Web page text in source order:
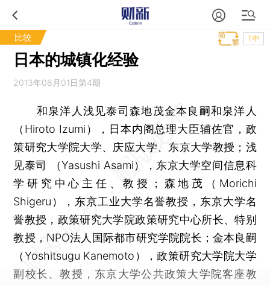
比较 T中
日本的城镇化经验
2013年08月01日第4期
和泉洋人浅见泰司森地茂金本良嗣和泉洋人
（Hiroto Izumi），日本内阁总理大臣辅佐官，政
策研究大学院大学、庆应大学、东京大学教授；浅
见泰司 （Yasushi Asami），东京大学空间信息科
学研究中心主任、教授；森地茂（Morichi
Shigeru），东京工业大学名誉教授，东京大学名
誉教授，政策研究大学院政策研究中心所长、特别
教授，NPO法人国际都市研究学院院长；金本良嗣
（Yoshitsugu Kanemoto），政策研究大学院大学
副校长、教授，东京大学公共政策大学院客座教